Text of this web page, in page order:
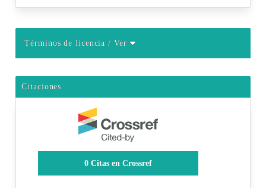
Términos de licencia/ Ver
Citaciones
0Citas en Crossref